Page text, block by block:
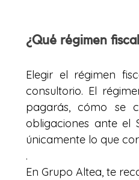
¿Qué régimen
Elegir el régimen
consultorio. El
pagarás, cómo se
obligaciones ante el
únicamente lo que
.
En Grupo Altea, te